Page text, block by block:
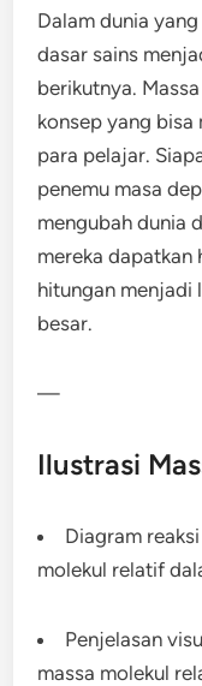
Dalam dunia
dasar sains
berikutnya.
konsep yang bisa
para pelajar.
penemu masa
mengubah dunia
mereka dapatkan
hitungan menjadi
besar.
—
Ilustrasi
Diagram
molekul relatif
Penjelasan
massa molekul